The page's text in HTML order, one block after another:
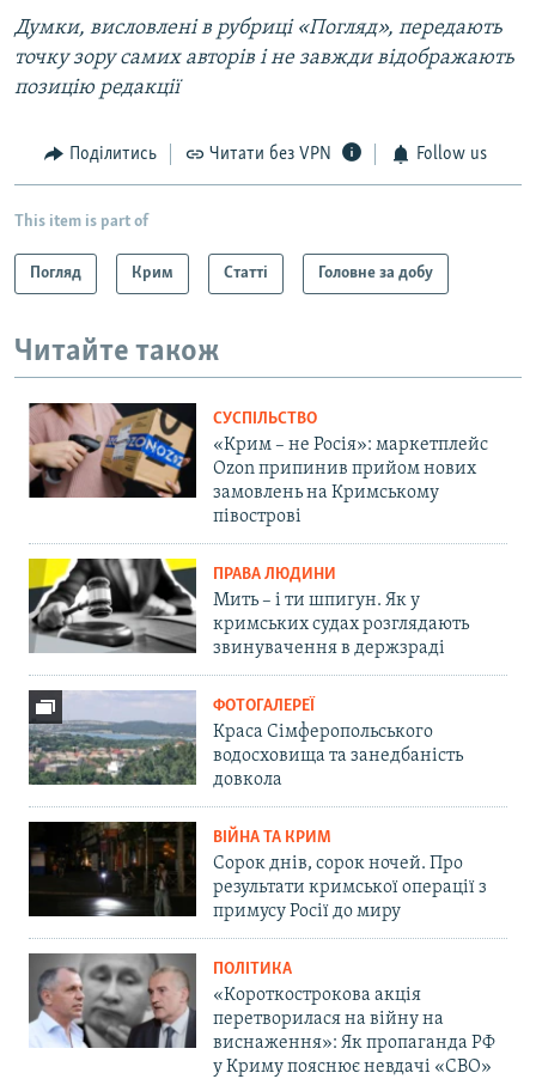
Думки, висловлені в рубриці «Погляд», передають
точку зору самих авторів і не завжди відображають
позицію редакції
Поділитись Читати без VPN Follow us
This item is part of
Погляд Крим Статті Головне за добу
Читайте також
СУСПІЛЬСТВО
«Крим – не Росія»: маркетплейс
Ozon припинив прийом нових
замовлень на Кримському
півострові
ПРАВА ЛЮДИНИ
Мить – і ти шпигун. Як у
кримських судах розглядають
звинувачення в держзраді
ФОТОГАЛЕРЕЇ
Краса Сімферопольського
водосховища та занедбаність
довкола
ВІЙНА ТА КРИМ
Сорок днів, сорок ночей. Про
результати кримської операції з
примусу Росії до миру
ПОЛІТИКА
«Короткострокова акція
перетворилася на війну на
виснаження»: Як пропаганда РФ
у Криму пояснює невдачі «СВО»